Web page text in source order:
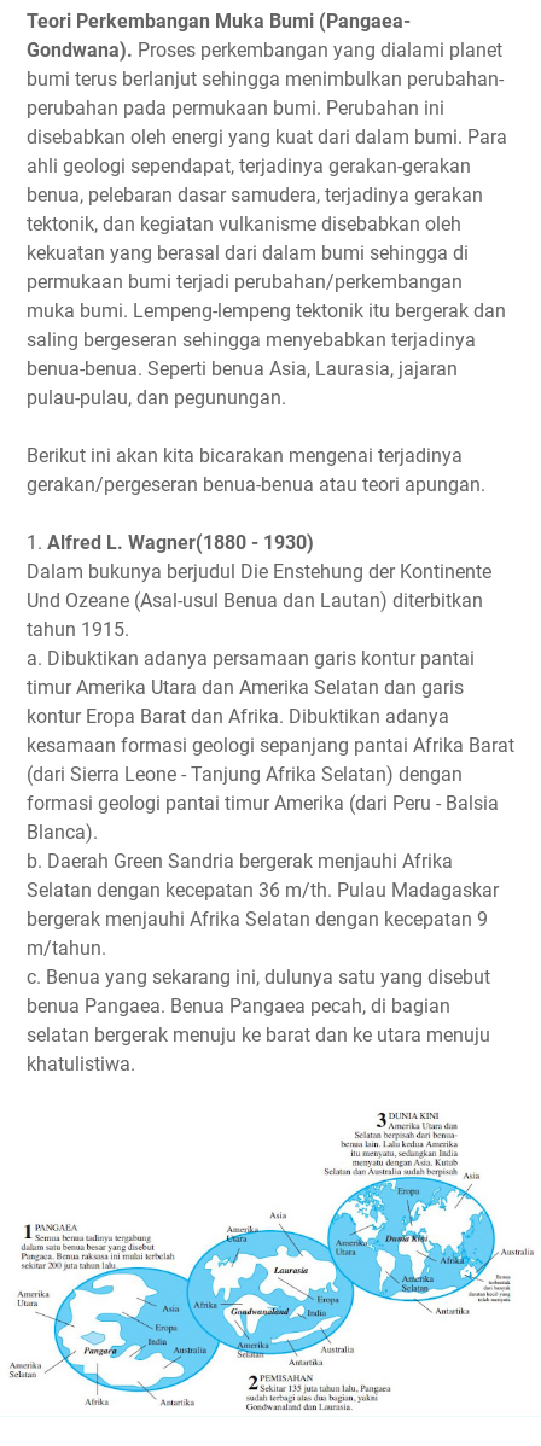
Teori Perkembangan Muka Bumi (Pangaea-
Gondwana). Proses perkembangan yang dialami planet
bumi terus berlanjut sehingga menimbulkan perubahan-
perubahan pada permukaan bumi. Perubahan ini
disebabkan oleh energi yang kuat dari dalam bumi. Para
ahli geologi sependapat, terjadinya gerakan-gerakan
benua, pelebaran dasar samudera, terjadinya gerakan
tektonik, dan kegiatan vulkanisme disebabkan oleh
kekuatan yang berasal dari dalam bumi sehingga di
permukaan bumi terjadi perubahan/perkembangan
muka bumi. Lempeng-lempeng tektonik itu bergerak dan
saling bergeseran sehingga menyebabkan terjadinya
benua-benua. Seperti benua Asia, Laurasia, jajaran
pulau-pulau, dan pegunungan.
Berikut ini akan kita bicarakan mengenai terjadinya
gerakan/pergeseran benua-benua atau teori apungan.
1. Alfred L. Wagner(1880 - 1930)
Dalam bukunya berjudul Die Enstehung der Kontinente
Und Ozeane (Asal-usul Benua dan Lautan) diterbitkan
tahun 1915.
a. Dibuktikan adanya persamaan garis kontur pantai
timur Amerika Utara dan Amerika Selatan dan garis
kontur Eropa Barat dan Afrika. Dibuktikan adanya
kesamaan formasi geologi sepanjang pantai Afrika Barat
(dari Sierra Leone - Tanjung Afrika Selatan) dengan
formasi geologi pantai timur Amerika (dari Peru - Balsia
Blanca).
b. Daerah Green Sandria bergerak menjauhi Afrika
Selatan dengan kecepatan 36 m/th. Pulau Madagaskar
bergerak menjauhi Afrika Selatan dengan kecepatan 9
m/tahun.
c. Benua yang sekarang ini, dulunya satu yang disebut
benua Pangaea. Benua Pangaea pecah, di bagian
selatan bergerak menuju ke barat dan ke utara menuju
khatulistiwa.